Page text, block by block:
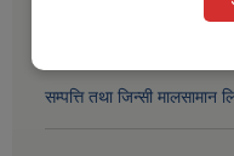
सार्वजनिक खरीद
सम्पत्ति तथा जिन्सी